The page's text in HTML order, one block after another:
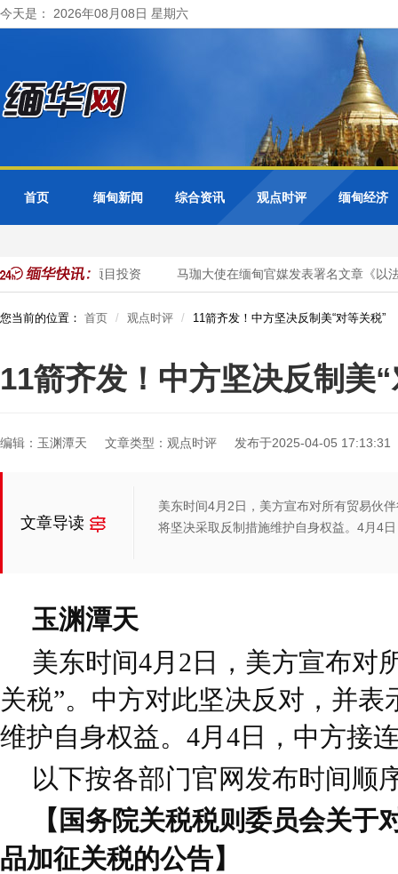
今天是： 2026年08月08日 星期六
首页 缅甸新闻 综合资讯 观点时评 缅甸经济
优质天然气项目投资 马珈大使在缅甸官媒发表署名文章《以法
您当前的位置： 首页 观点时评 11箭齐发！中方坚决反制美“对等关税”
11箭齐发！中方坚决反制美
编辑：玉渊潭天 文章类型：观点时评 发布于2025-04-05 17:13:31
文章导读
美东时间4月2日，美方宣布对所有贸易伙
将坚决采取反制措施维护自身权益。4月4
玉渊潭天
美东时间4月2日，美方宣布对
关税”。中方对此坚决反对，并
维护自身权益。4月4日，中方接
以下按各部门官网发布时间顺
【国务院关税税则委员会关于
品加征关税的公告】